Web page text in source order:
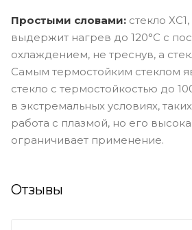
Простыми словами: стекло
выдержит нагрев до 120°C с
охлаждением, не треснув, а
Самым термостойким стеклом
стекло с термостойкостью до
в экстремальных условиях,
работа с плазмой, но его
ограничивает применение.
Отзывы